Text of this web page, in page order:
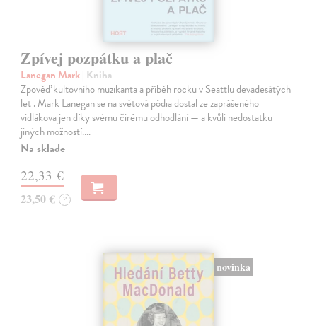
Zpívej pozpátku a plač
Lanegan Mark| Kniha
Zpověď kultovního muzikanta a příběh rocku v Seattlu devadesátých
let . Mark Lanegan se na světová pódia dostal ze zaprášeného
vidlákova jen díky svému čirému odhodlání — a kvůli nedostatku
jiných možností.…
Na sklade
22,33 €
23,50 € ?
novinka